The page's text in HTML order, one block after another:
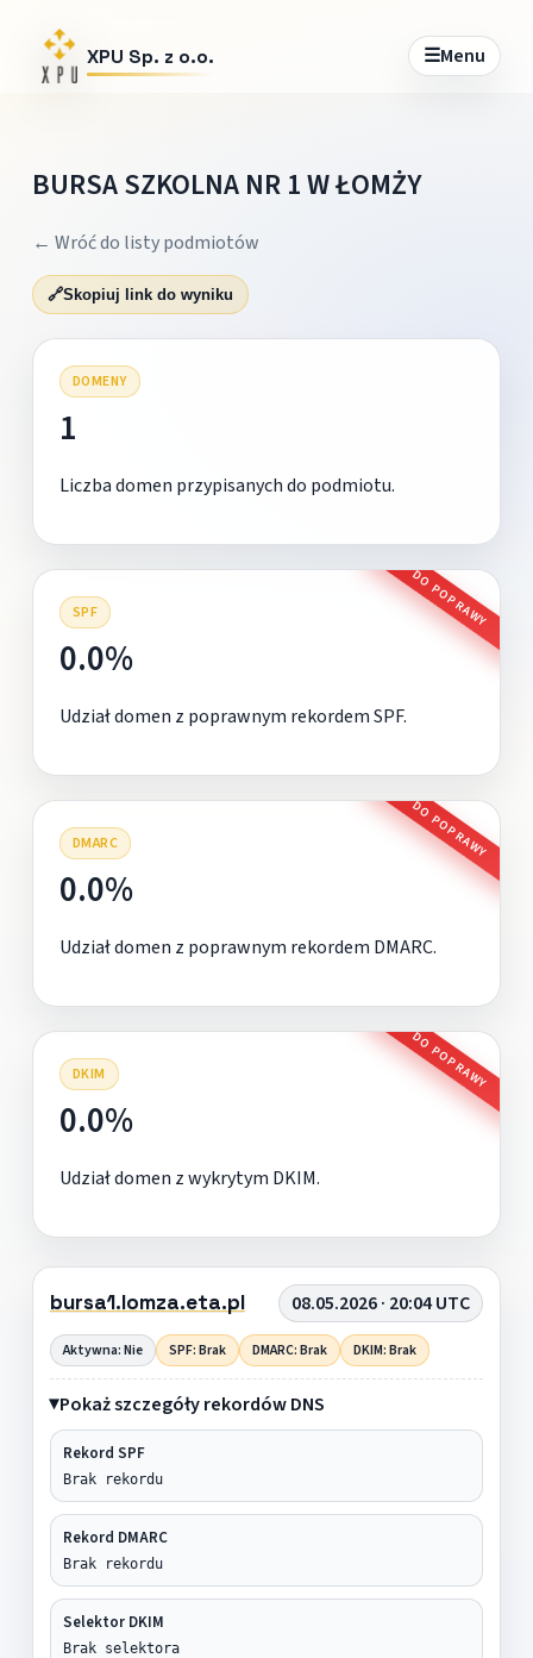
XPU Sp. z o.o. ☰Menu
BURSA SZKOLNA NR 1 W ŁOMŻY
← Wróć do listy podmiotów
🔗Skopiuj link do wyniku
DOMENY
1
Liczba domen przypisanych do podmiotu.
SPF DO POPRAWY
0.0%
Udział domen z poprawnym rekordem SPF.
DMARC DO POPRAWY
0.0%
Udział domen z poprawnym rekordem DMARC.
DKIM DO POPRAWY
0.0%
Udział domen z wykrytym DKIM.
bursa1.lomza.eta.pl 08.05.2026 · 20:04 UTC
Aktywna: Nie SPF: Brak DMARC: Brak DKIM: Brak
Pokaż szczegóły rekordów DNS
Rekord SPF
Brak rekordu
Rekord DMARC
Brak rekordu
Selektor DKIM
Brak selektora